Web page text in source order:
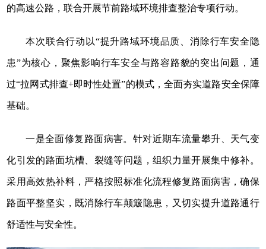
的高速公路，联合开展节前路域环境排查整治专项行动。
本次联合行动以“提升路域环境品质、消除行车安全隐
患”为核心，聚焦影响行车安全与路容路貌的突出问题，通
过“拉网式排查+即时性处置”的模式，全面夯实道路安全保障
基础。
一是全面修复路面病害。针对近期车流量攀升、天气变
化引发的路面坑槽、裂缝等问题，组织力量开展集中修补。
采用高效热补料，严格按照标准化流程修复路面病害，确保
路面平整坚实，既消除行车颠簸隐患，又切实提升道路通行
舒适性与安全性。